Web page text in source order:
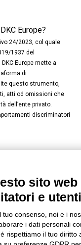
Europe?
24/2023, col quale
1937 del
Europe mette a
di
questo strumento,
atti od omissioni che
dell’ente privato.
discriminatori
LINKEDIN /
-Cookies -Modifica
sito
e utenti
tuo consenso, noi e i
i dati personali
rispettiamo il tuo diritto